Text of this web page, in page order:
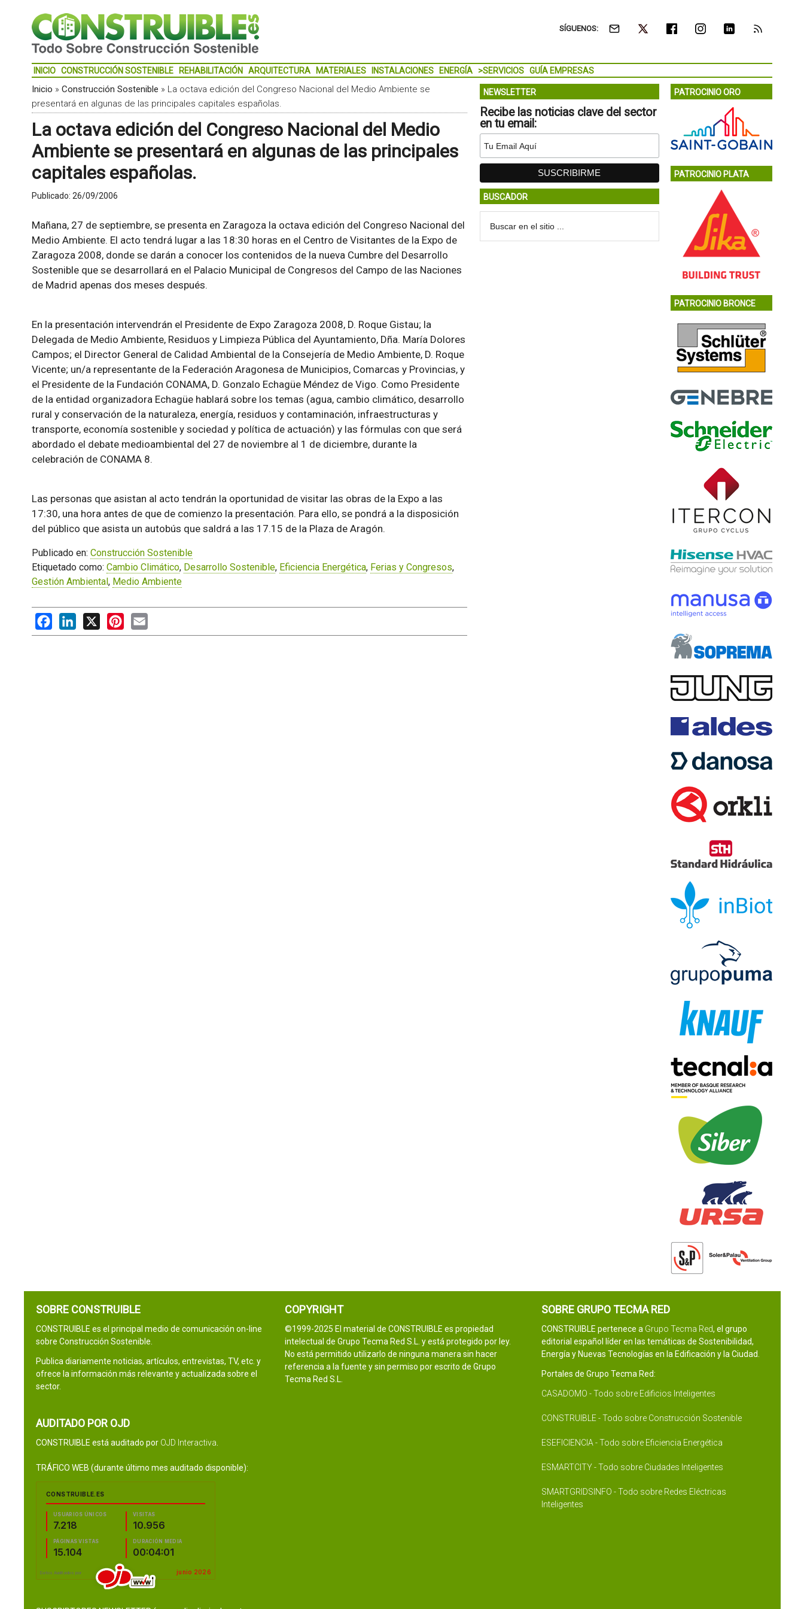
SÍGUENOS:
INICIO CONSTRUCCIÓN SOSTENIBLE REHABILITACIÓN ARQUITECTURA MATERIALES INSTALACIONES ENERGÍA >SERVICIOS GUÍA EMPRESAS
Inicio » Construcción Sostenible » La octava edición del Congreso Nacional del Medio Ambiente se
presentará en algunas de las principales capitales españolas.
La octava edición del Congreso Nacional del Medio
Ambiente se presentará en algunas de las principales
capitales españolas.
Publicado: 26/09/2006
Mañana, 27 de septiembre, se presenta en Zaragoza la octava edición del Congreso Nacional del
Medio Ambiente. El acto tendrá lugar a las 18:30 horas en el Centro de Visitantes de la Expo de
Zaragoza 2008, donde se darán a conocer los contenidos de la nueva Cumbre del Desarrollo
Sostenible que se desarrollará en el Palacio Municipal de Congresos del Campo de las Naciones
de Madrid apenas dos meses después.
En la presentación intervendrán el Presidente de Expo Zaragoza 2008, D. Roque Gistau; la
Delegada de Medio Ambiente, Residuos y Limpieza Pública del Ayuntamiento, Dña. María Dolores
Campos; el Director General de Calidad Ambiental de la Consejería de Medio Ambiente, D. Roque
Vicente; un/a representante de la Federación Aragonesa de Municipios, Comarcas y Provincias, y
el Presidente de la Fundación CONAMA, D. Gonzalo Echagüe Méndez de Vigo. Como Presidente
de la entidad organizadora Echagüe hablará sobre los temas (agua, cambio climático, desarrollo
rural y conservación de la naturaleza, energía, residuos y contaminación, infraestructuras y
transporte, economía sostenible y sociedad y política de actuación) y las fórmulas con que será
abordado el debate medioambiental del 27 de noviembre al 1 de diciembre, durante la
celebración de CONAMA 8.
Las personas que asistan al acto tendrán la oportunidad de visitar las obras de la Expo a las
17:30, una hora antes de que de comienzo la presentación. Para ello, se pondrá a la disposición
del público que asista un autobús que saldrá a las 17.15 de la Plaza de Aragón.
Publicado en: Construcción Sostenible
Etiquetado como: Cambio Climático, Desarrollo Sostenible, Eficiencia Energética, Ferias y Congresos,
Gestión Ambiental, Medio Ambiente
FacebookLinkedIn
X PinterestEmail
NEWSLETTER
Recibe las noticias clave del sector
en tu email:
BUSCADOR
PATROCINIO ORO
PATROCINIO PLATA
PATROCINIO BRONCE
SOBRE CONSTRUIBLE
CONSTRUIBLE es el principal medio de comunicación on-line
sobre Construcción Sostenible.
Publica diariamente noticias, artículos, entrevistas, TV, etc. y
ofrece la información más relevante y actualizada sobre el
sector.
AUDITADO POR OJD
CONSTRUIBLE está auditado por OJD Interactiva
TRÁFICO WEB (durante último mes auditado disponible):
COPYRIGHT
©1999-2025 El material de CONSTRUIBLE es propiedad
intelectual de Grupo Tecma Red S.L. y está protegido por ley.
No está permitido utilizarlo de ninguna manera sin hacer
referencia a la fuente y sin permiso por escrito de Grupo
Tecma Red S.L.
SOBRE GRUPO TECMA RED
CONSTRUIBLE pertenece a Grupo Tecma Red, el grupo
editorial español líder en las temáticas de Sostenibilidad,
Energía y Nuevas Tecnologías en la Edificación y la Ciudad.
Portales de Grupo Tecma Red:
CASADOMO - Todo sobre Edificios Inteligentes
CONSTRUIBLE - Todo sobre Construcción Sostenible
ESEFICIENCIA - Todo sobre Eficiencia Energética
ESMARTCITY - Todo sobre Ciudades Inteligentes
SMARTGRIDSINFO - Todo sobre Redes Eléctricas
Inteligentes